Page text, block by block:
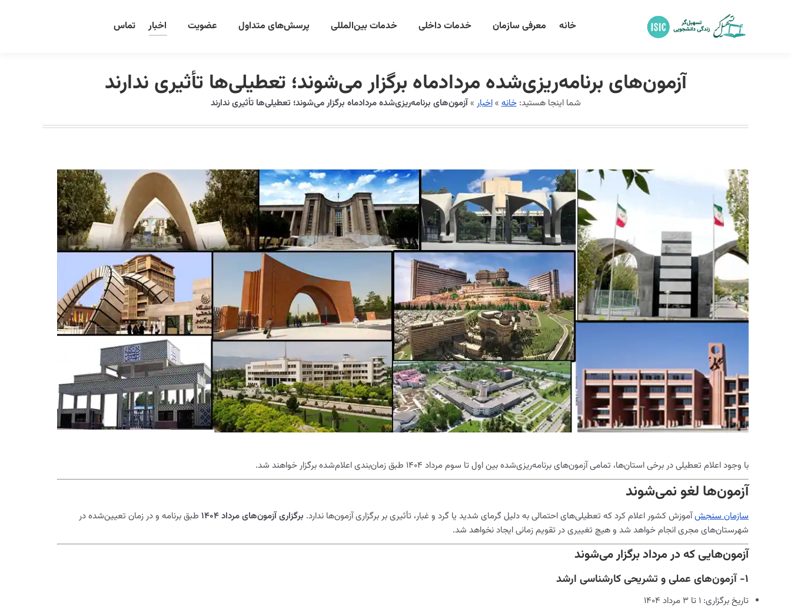
خانه معرفی سازمان خدمات داخلی خدمات بین‌المللی پرسش‌های متداول عضویت اخبار تماس
آزمون‌های برنامه‌ریزی‌شده مردادماه برگزار می‌شوند؛ تعطیلی‌ها تأثیری ندارند
شما اینجا هستید:خانه»اخبار »آزمون‌های برنامه‌ریزی‌شده مردادماه برگزار می‌شوند؛ تعطیلی‌ها تأثیری ندارند
با وجود اعلام تعطیلی در برخی استان‌ها، تمامی آزمون‌های برنامه‌ریزی‌شده بین اول تا سوم مرداد ۱۴۰۴ طبق زمان‌بندی اعلام‌شده برگزار خواهند شد.
آزمون‌ها لغو نمی‌شوند
سازمان سنجشآموزش کشور اعلام کرد که تعطیلی‌های احتمالی به دلیل گرمای شدید یا گرد و غبار، تأثیری بر برگزاری آزمون‌ها ندارد. برگزاری آزمون‌های مرداد ۱۴۰۴
طبق برنامه و در زمان تعیین‌شده در
شهرستان‌های مجری انجام خواهد شد و هیچ تغییری در تقویم زمانی ایجاد نخواهد شد.
آزمون‌هایی که در مرداد برگزار می‌شوند
۱- آزمون‌های عملی و تشریحی کارشناسی ارشد
تاریخ برگزاری: ۱ تا ۳ مرداد ۱۴۰۴